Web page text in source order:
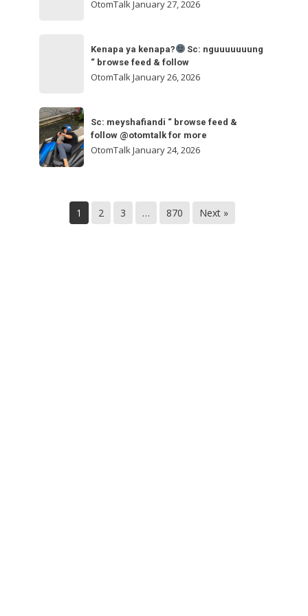
follow
@otomtalk
OtomTalk January 27, 2026
Sc:
nguuuuuuung
“
browse
follow
Kenapa ya kenapa?
Sc: nguuuuuuung
“ browse feed & follow
OtomTalkJanuary 26, 2026
Sc:
meyshafiandi
“
browse
Sc: meyshafiandi “ browse feed &
follow @otomtalk for more
OtomTalkJanuary 24, 2026
1 2 3 … 870 Next »